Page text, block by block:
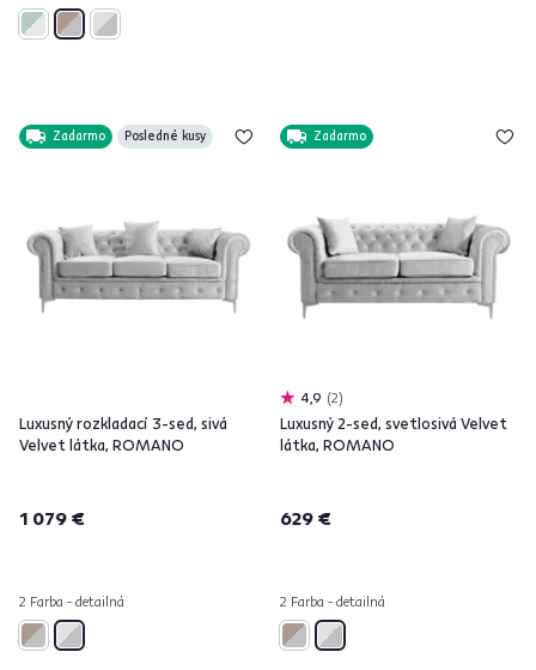
Zadarmo Posledné kusy
Luxusný rozkladací 3-sed, sivá
Velvet látka, ROMANO
1 079 €
2 Farba - detailná
Zadarmo
4,9 2
Luxusný 2-sed, svetlosivá Velvet
látka, ROMANO
629 €
2 Farba - detailná